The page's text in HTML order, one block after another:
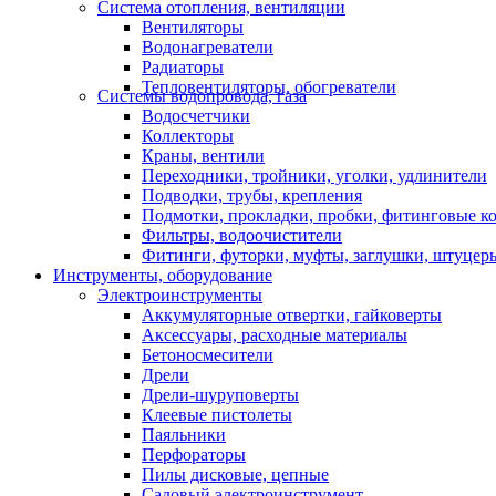
Система отопления, вентиляции
Вентиляторы
Водонагреватели
Радиаторы
Тепловентиляторы, обогреватели
Системы водопровода, газа
Водосчетчики
Коллекторы
Краны, вентили
Переходники, тройники, уголки, удлинители
Подводки, трубы, крепления
Подмотки, прокладки, пробки, фитинговые
Фильтры, водоочистители
Фитинги, футорки, муфты, заглушки,
Инструменты, оборудование
Электроинструменты
Аккумуляторные отвертки, гайковерты
Аксессуары, расходные материалы
Бетоносмесители
Дрели
Дрели-шуруповерты
Клеевые пистолеты
Паяльники
Перфораторы
Пилы дисковые, цепные